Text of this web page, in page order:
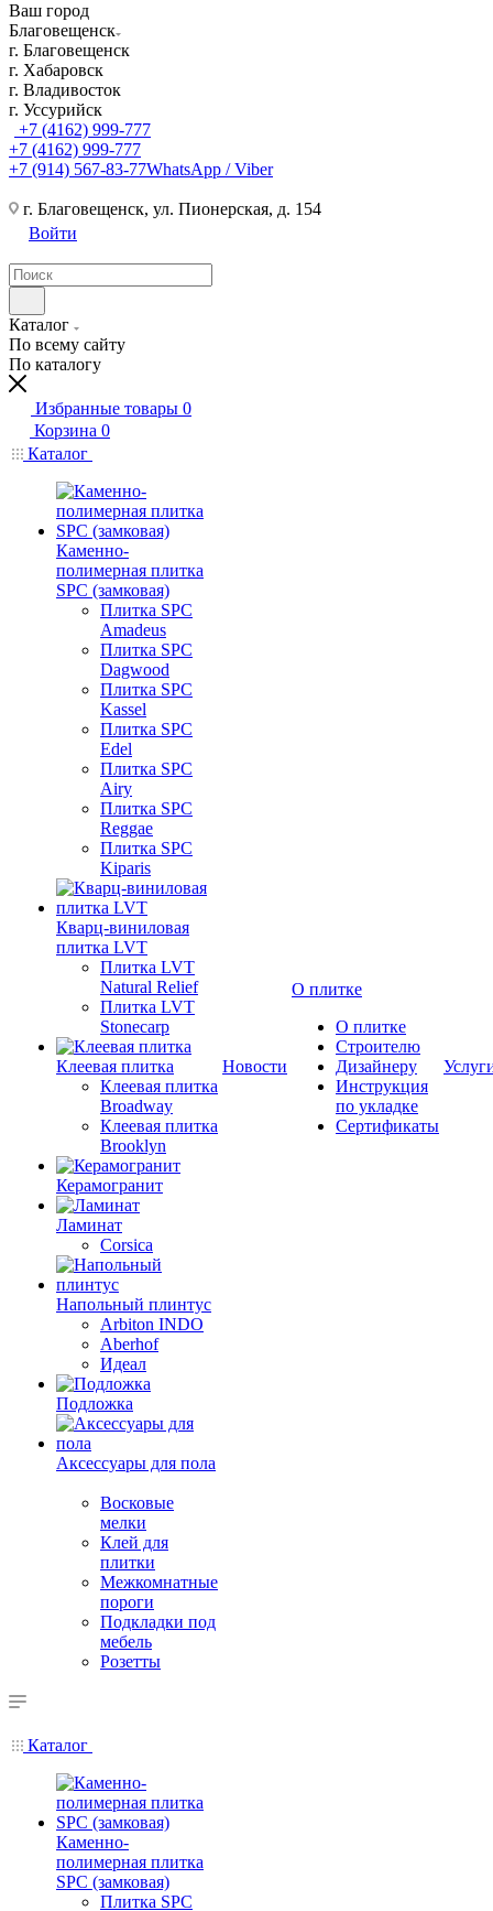
Ваш город
Благовещенск
г. Благовещенск
г. Хабаровск
г. Владивосток
г. Уссурийск
+7 (4162) 999-777
+7 (4162) 999-777
+7 (914) 567-83-77WhatsApp / Viber
г. Благовещенск, ул. Пионерская, д. 154
Войти
Каталог
По всему сайту
По каталогу
Избранные товары 0
Корзина 0
Каталог
Каменно-
полимерная плитка
SPC (замковая)
Плитка SPC
Amadeus
Плитка SPC
Dagwood
Плитка SPC
Kassel
Плитка SPC
Edel
Плитка SPC
Airy
Плитка SPC
Reggae
Плитка SPC
Kiparis
Кварц-виниловая
плитка LVT
Плитка LVT
Natural Relief
Плитка LVT
Stonecarp
Клеевая плитка
Клеевая плитка
Broadway
Клеевая плитка
Brooklyn
Керамогранит
Ламинат
Corsica
Напольный плинтус
Arbiton INDO
Aberhof
Идеал
Подложка
Аксессуары для пола
Восковые
мелки
Клей для
плитки
Межкомнатные
пороги
Подкладки под
мебель
Розетты
Новости
О плитке
О плитке
Строителю
Дизайнеру
Инструкция
по укладке
Сертификаты
Каталог
Каменно-
полимерная плитка
SPC (замковая)
Плитка SPC